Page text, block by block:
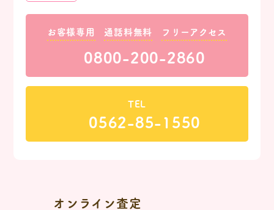
お客様専用 通話料無料 フリーアクセス
0800-200-2860
TEL
0562-85-1550
オンライン査定